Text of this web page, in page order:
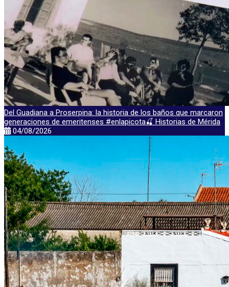
Del Guadiana a Proserpina: la historia de los baños que marcaron
generaciones de emeritenses #enlapicota🍒 Historias de Mérida
04/08/2026